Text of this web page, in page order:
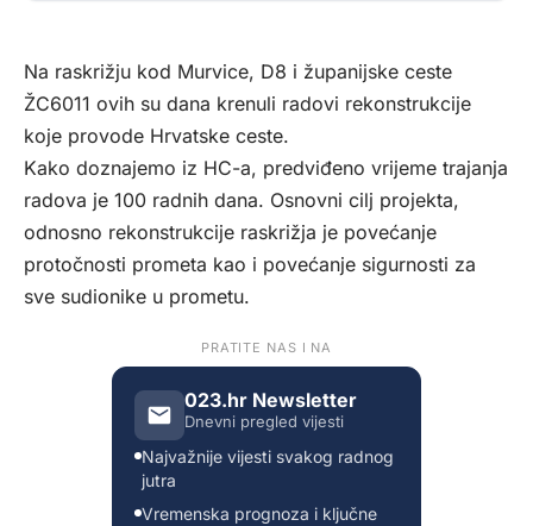
Na raskrižju kod Murvice, D8 i županijske ceste
ŽC6011 ovih su dana krenuli radovi rekonstrukcije
koje provode Hrvatske ceste.
Kako doznajemo iz HC-a, predviđeno vrijeme trajanja
radova je 100 radnih dana. Osnovni cilj projekta,
odnosno rekonstrukcije raskrižja je povećanje
protočnosti prometa kao i povećanje sigurnosti za
sve sudionike u prometu.
PRATITE NAS I NA
023.hr Newsletter
Dnevni pregled vijesti
Najvažnije vijesti svakog radnog
jutra
Vremenska prognoza i ključne